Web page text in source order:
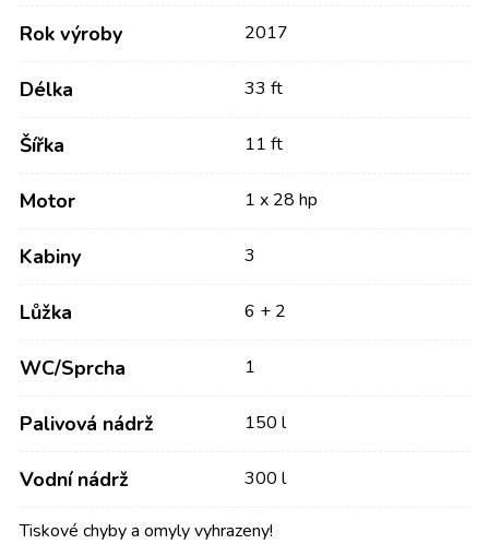
Rok výroby 2017
Délka 33 ft
Šířka 11 ft
Motor 1 x 28 hp
Kabiny 3
Lůžka 6 + 2
WC/Sprcha 1
Palivová nádrž 150 l
Vodní nádrž 300 l
Tiskové chyby a omyly vyhrazeny!